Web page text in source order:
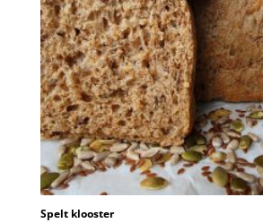
Spelt klooster